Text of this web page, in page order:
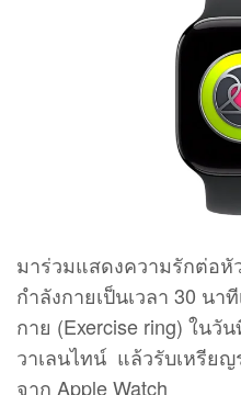
มาร่วมแสดงความรักต่อ
กำลังกายเป็นเวลา 30 น
กาย (Exercise ring) ในวั
วาเลนไทน์ แล้วรับเหรีย
จาก Apple Watch